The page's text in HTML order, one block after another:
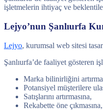
işletmelerin ihtiyaç ve
Lejyo’nun Şanlıurfa
Lejyo, kurumsal web sitesi
Şanlıurfa’de faaliyet gösteren
Marka bilinirliğini
Potansiyel müşterilere
Satışlarını artırmasına,
Rekabette öne çıkmasına,